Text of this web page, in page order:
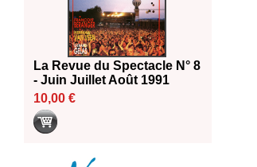
La Revue du Spectacle N° 8
- Juin Juillet Août 1991
10,00 €